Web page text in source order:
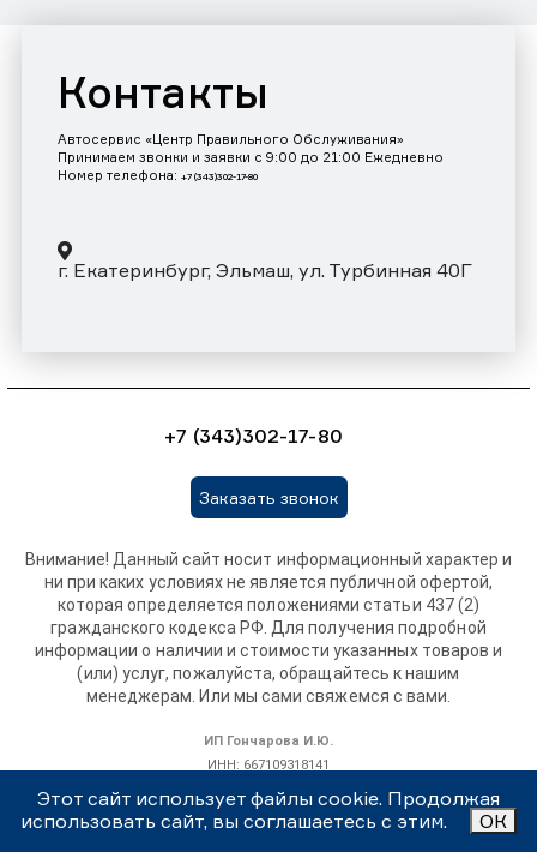
Контакты
Автосервис «Центр Правильного Обслуживания»
Принимаем звонки и заявки с 9:00 до 21:00 Ежедневно
Номер телефона: +7 (343)302-17-80
г. Екатеринбург, Эльмаш, ул. Турбинная 40Г
+7 (343)302-17-80
Заказать звонок
Внимание! Данный сайт носит информационный характер и
ни при каких условиях не является публичной офертой,
которая определяется положениями статьи 437 (2)
гражданского кодекса РФ. Для получения подробной
информации о наличии и стоимости указанных товаров и
(или) услуг, пожалуйста, обращайтесь к нашим
менеджерам. Или мы сами свяжемся с вами.
ИП Гончарова И.Ю.
ИНН: 667109318141
ОГРНИП: 319665800115308
Этот сайт использует файлы cookie. Продолжая
использовать сайт, вы соглашаетесь с этим.
ОК